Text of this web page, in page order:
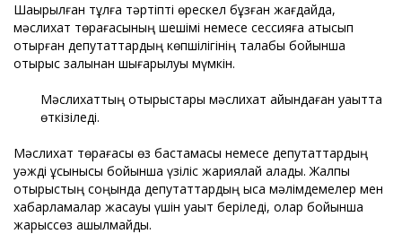
Шақырылған тұлға тәртіпті өрескел бұзған жағдайда,
мәслихат төрағасының шешімі немесе сессияға қатысып
отырған депутаттардың көпшілігінің талабы бойынша
отырыс залынан шығарылуы мүмкін.
Мәслихаттың отырыстары мәслихат айқындаған уақытта
өткізіледі.
Мәслихат төрағасы өз бастамасы немесе депутаттардың
уәжді ұсынысы бойынша үзіліс жариялай алады. Жалпы
отырыстың соңында депутаттардың қысқа мәлімдемелер мен
хабарламалар жасауы үшін уақыт беріледі, олар бойынша
жарыссөз ашылмайды.